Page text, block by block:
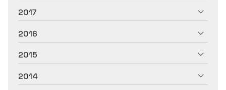
2017
2016
2015
2014